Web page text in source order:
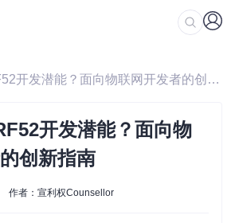
/ 如何解锁nRF52开发潜能？面向物联网开发者的创新指南
开发潜能？面向物
创新指南
作者：宣利权Counsellor